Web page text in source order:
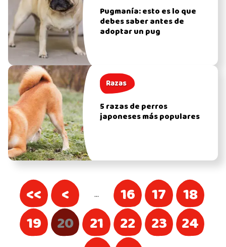
Pugmanía: esto es lo que
debes saber antes de
adoptar un pug
Razas
5 razas de perros
japoneses más populares
<< < … 16 17
18
19
20 21 22 23
24